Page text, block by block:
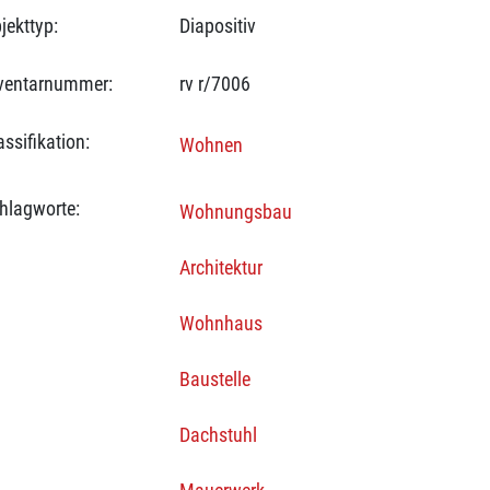
Diapositiv
rv r/7006
Wohnen
Wohnungsbau
Architektur
Wohnhaus
Baustelle
Dachstuhl